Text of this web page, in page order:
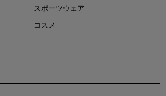
スポーツウェア
コスメ